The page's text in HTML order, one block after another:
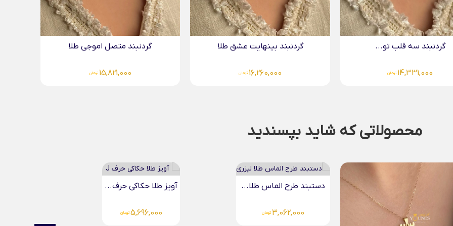
گردنبند بینهایت عشق طلا
16,260,000 تومان
گردنبند متصل اموجی طلا
15,821,000 تومان
محصولاتی که شاید بپسندید
طرح الماس طلا...
3,062,000 تومان
آویز طلا حکاکی حرف...
5,696,000 تومان
دستبند طلا لیزری مادر...
4,083,000